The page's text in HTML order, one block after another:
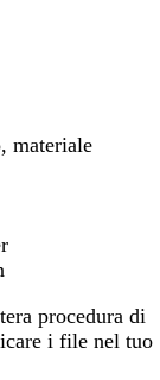
materiale
procedura di
i file nel tuo